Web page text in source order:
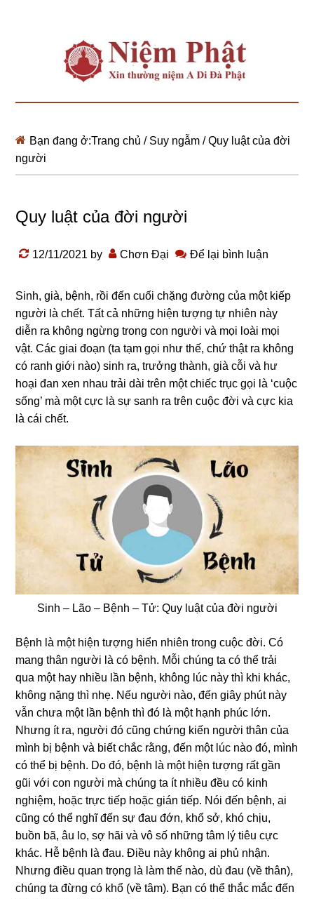
Bạn đang ở:Trang chủ / Suy ngẫm /Quy luật của đời
người
Quy luật của đời người
12/11/2021 by Chơn Đại Để lại bình luận
Sinh, già, bệnh, rồi đến cuối chặng đường của một kiếp
người là chết. Tất cả những hiện tượng tự nhiên này
diễn ra không ngừng trong con người và mọi loài mọi
vật. Các giai đoạn (ta tạm gọi như thế, chứ thật ra không
có ranh giới nào) sinh ra, trưởng thành, già cỗi và hư
hoại đan xen nhau trải dài trên một chiếc trục gọi là ‘cuộc
sống’ mà một cực là sự sanh ra trên cuộc đời và cực kia
là cái chết.
Sinh – Lão – Bệnh – Tử: Quy luật của đời người
Bệnh là một hiện tượng hiển nhiên trong cuộc đời. Có
mang thân người là có bệnh. Mỗi chúng ta có thể trải
qua một hay nhiều lần bệnh, không lúc này thì khi khác,
không nặng thì nhẹ. Nếu người nào, đến giây phút này
vẫn chưa một lần bệnh thì đó là một hạnh phúc lớn.
Nhưng ít ra, người đó cũng chứng kiến người thân của
mình bị bệnh và biết chắc rằng, đến một lúc nào đó, mình
có thể bị bệnh. Do đó, bệnh là một hiện tượng rất gần
gũi với con người mà chúng ta ít nhiều đều có kinh
nghiệm, hoặc trực tiếp hoặc gián tiếp. Nói đến bệnh, ai
cũng có thể nghĩ đến sự đau đớn, khổ sở, khó chịu,
buồn bã, âu lo, sợ hãi và vô số những tâm lý tiêu cực
khác. Hễ bệnh là đau. Điều này không ai phủ nhận.
Nhưng điều quan trọng là làm thế nào, dù đau (về thân),
chúng ta đừng có khổ (về tâm). Bạn có thể thắc mắc đến